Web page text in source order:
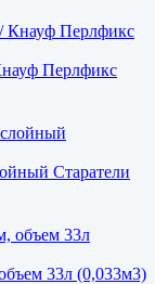
Перлфикс
Старатели
33л (0,033м3)